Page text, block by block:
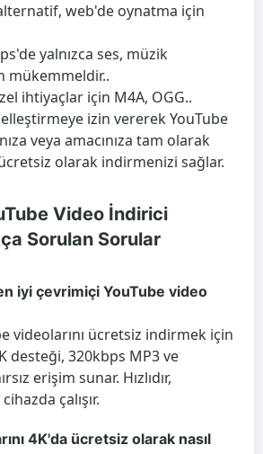
web'de oynatma için
yalnızca ses, müzik
mükemmeldir..
ihtiyaçlar için M4A, OGG..
izin vererek YouTube
veya amacınıza tam olarak
olarak indirmenizi sağlar.
Video İndirici
Sorulan Sorular
iyi çevrimiçi YouTube video
videolarını ücretsiz indirmek için
desteği, 320kbps MP3 ve
erişim sunar. Hızlıdır,
çalışır.
4K'da ücretsiz olarak nasıl